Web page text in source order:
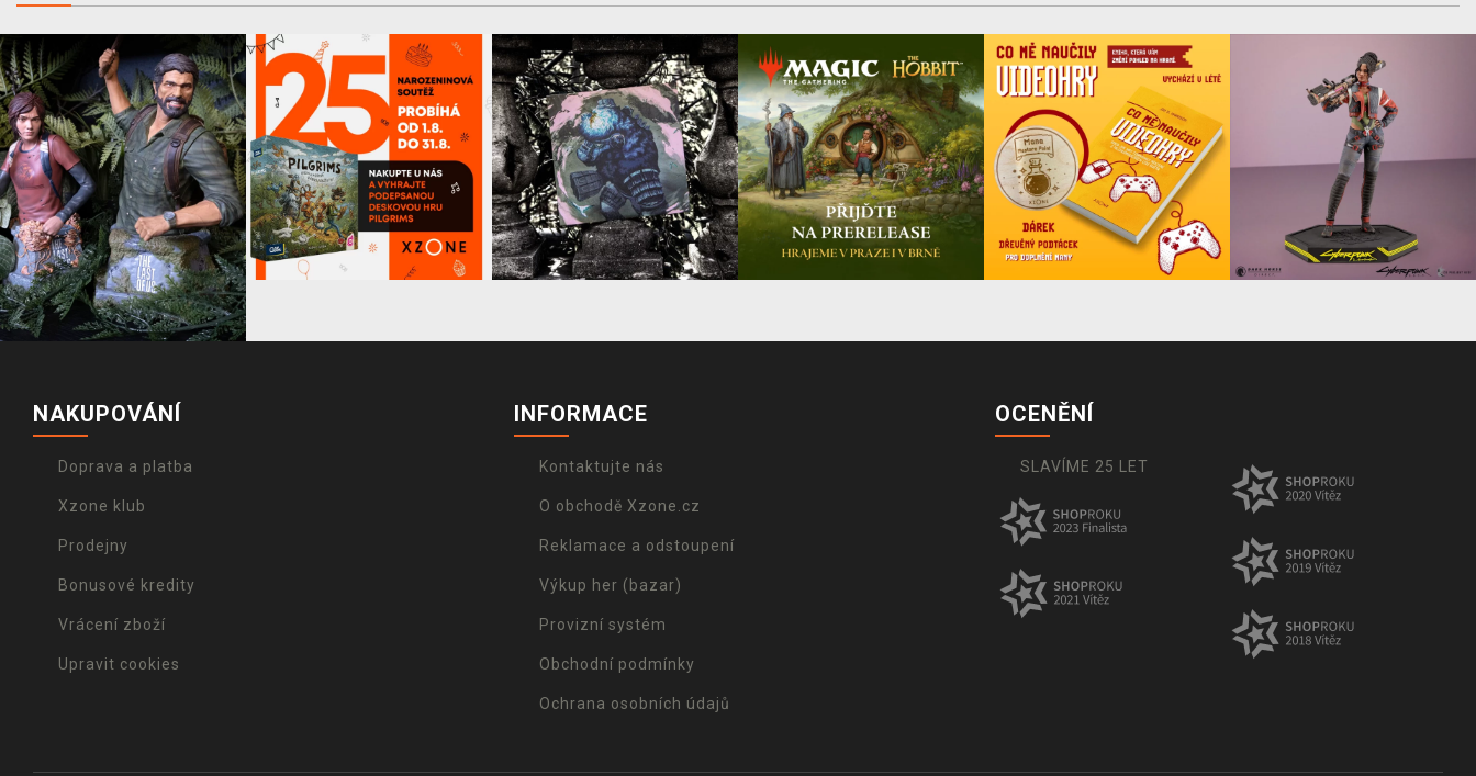
NAKUPOVÁNÍ
Doprava a platba
Xzone klub
Prodejny
Bonusové kredity
Vrácení zboží
Upravit cookies
INFORMACE
Kontaktujte nás
O obchodě Xzone.cz
Reklamace a odstoupení
Výkup her (bazar)
Provizní systém
Obchodní podmínky
Ochrana osobních údajů
OCENĚNÍ
SLAVÍME 25 LET